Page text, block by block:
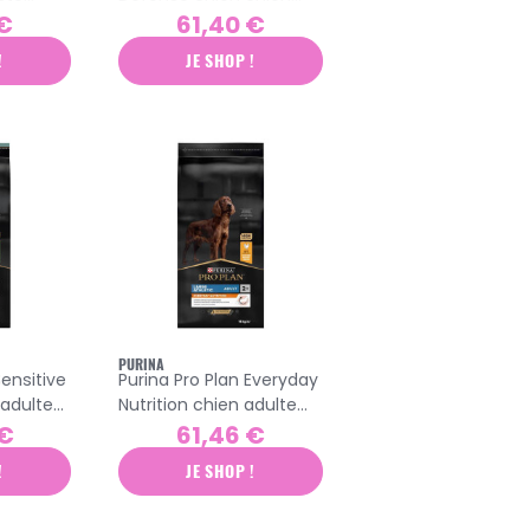
sénior moyenne et
grande race croquettes
poulet 14kg
61,40 €
JE SHOP !
race
14kg
PURINA
Purina Pro Plan Everyday
Nutrition chien adulte
athlétique grande race
croquettes poulet 14kg
61,46 €
JE SHOP !